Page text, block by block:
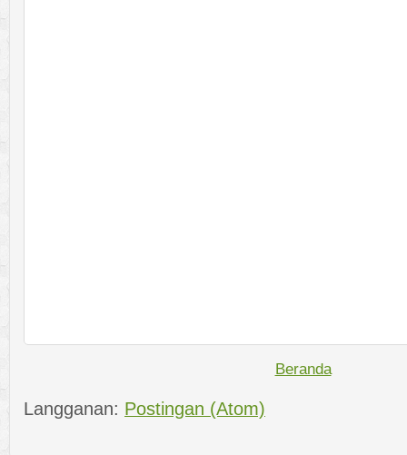
Beranda
Langganan: Postingan (Atom)